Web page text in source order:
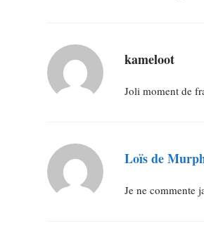
kameloot
Joli moment de
Loïs de
Je ne commente